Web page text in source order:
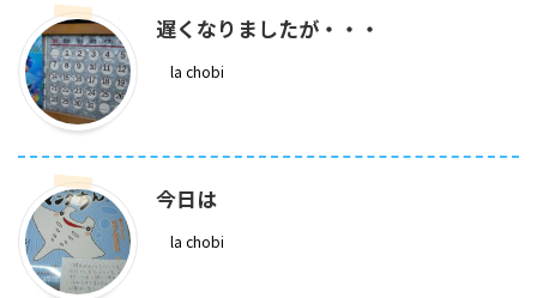
遅くなりましたが・・・
la chobi
今日は
la chobi